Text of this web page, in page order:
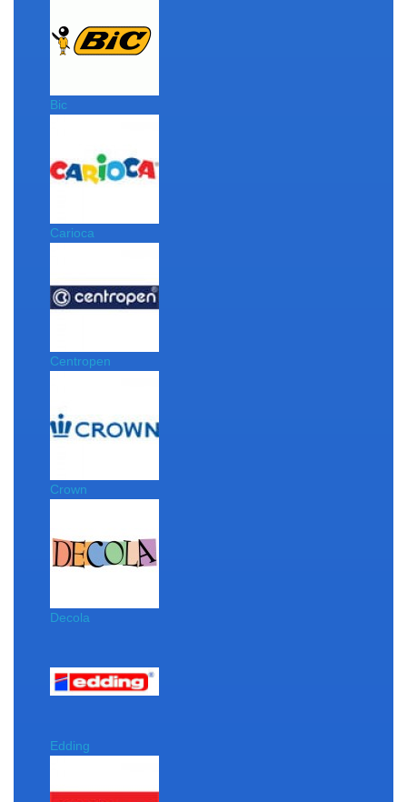
Bic
Carioca
Centropen
Crown
Decola
Edding